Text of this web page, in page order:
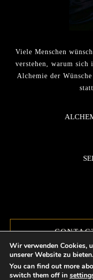
Viele Menschen
verstehen, warum
Alchemie der
Wir verwenden Cookies,
unserer Website zu bieten.
You can find out more
switch them off in